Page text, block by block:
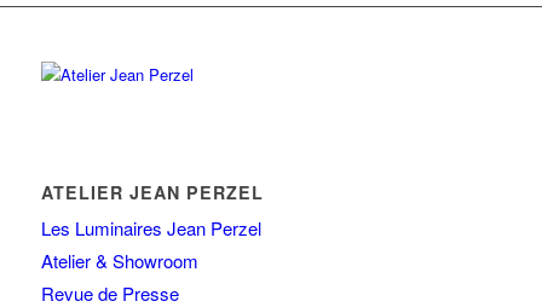
ATELIER JEAN PERZEL
Les Luminaires Jean Perzel
Atelier & Showroom
Revue de Presse